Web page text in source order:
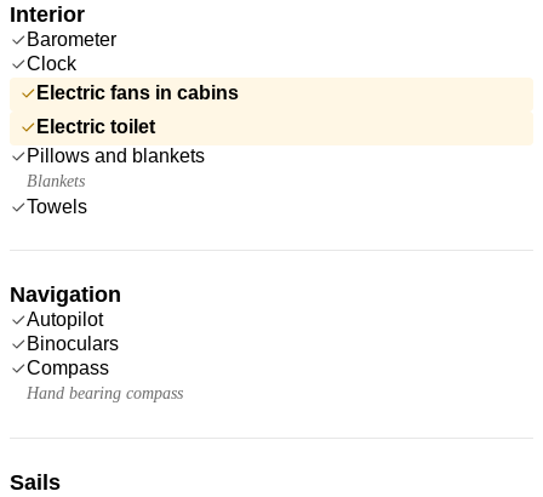
Interior
Barometer
Clock
Electric fans in cabins
Electric toilet
Pillows and blankets
Blankets
Towels
Navigation
Autopilot
Binoculars
Compass
Hand bearing compass
Sails